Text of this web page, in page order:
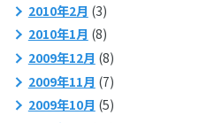
2010年2月 (3)
2010年1月 (8)
2009年12月 (8)
2009年11月 (7)
2009年10月 (5)